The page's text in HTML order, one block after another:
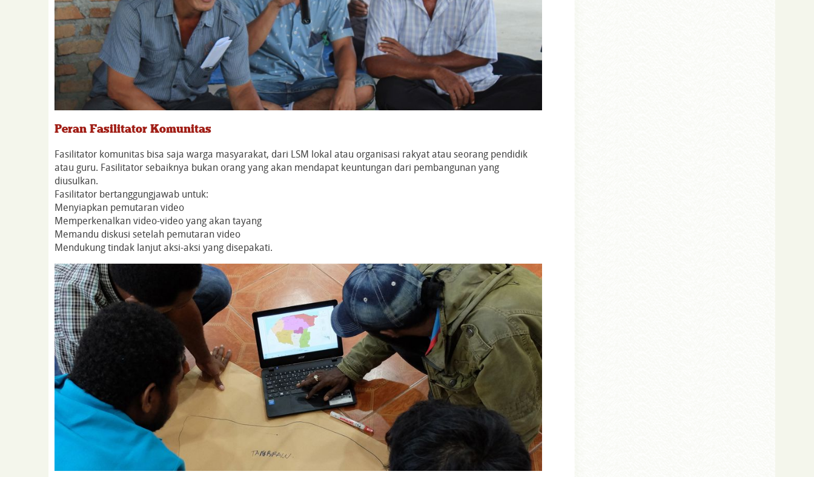
Peran Fasilitator Komunitas
Fasilitator komunitas bisa saja warga masyarakat, dari LSM lokal atau organisasi rakyat atau seorang pendidik
atau guru. Fasilitator sebaiknya bukan orang yang akan mendapat keuntungan dari pembangunan yang
diusulkan.
Fasilitator bertanggungjawab untuk:
Menyiapkan pemutaran video
Memperkenalkan video-video yang akan tayang
Memandu diskusi setelah pemutaran video
Mendukung tindak lanjut aksi-aksi yang disepakati.